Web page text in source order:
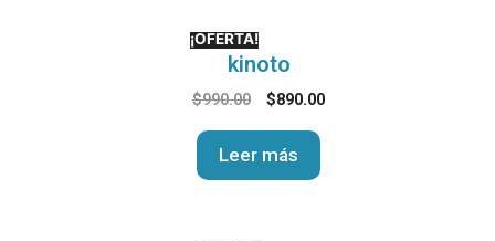
¡OFERTA!
kinoto
$990.00 $890.00
Leer más